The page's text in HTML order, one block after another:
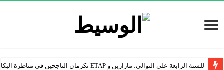
للسنة الرابعة على التوالي: مازارين و ETAP تكرمان الناجحين في مناظرة البكالوريا